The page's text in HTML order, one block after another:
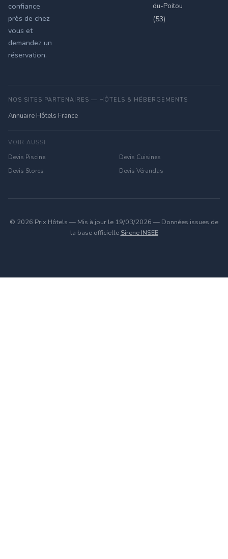
confiance
près de chez
vous et
demandez un
réservation.
du-Poitou
(53)
NOS SITES PARTENAIRES — HÔTELS & HÉBERGEMENTS
Annuaire Hôtels France
VOIR AUSSI
Devis Piscine
Devis Cuisines
Devis Stores
Devis Vérandas
© 2026 Prix Hôtels — Mis à jour le 19/03/2026 — Données issues de
la base officielle Sirene INSEE